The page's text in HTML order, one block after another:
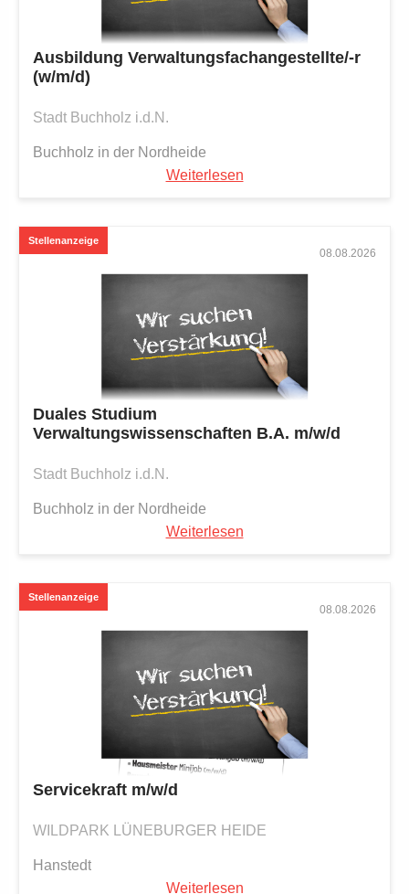
Ausbildung Verwaltungsfachangestellte/-r
(w/m/d)
Stadt Buchholz i.d.N.
Buchholz in der Nordheide
Weiterlesen
08.08.2026
Duales Studium
Verwaltungswissenschaften B.A. m/w/d
Stadt Buchholz i.d.N.
Buchholz in der Nordheide
Weiterlesen
08.08.2026
Servicekraft m/w/d
WILDPARK LÜNEBURGER HEIDE
Hanstedt
Weiterlesen